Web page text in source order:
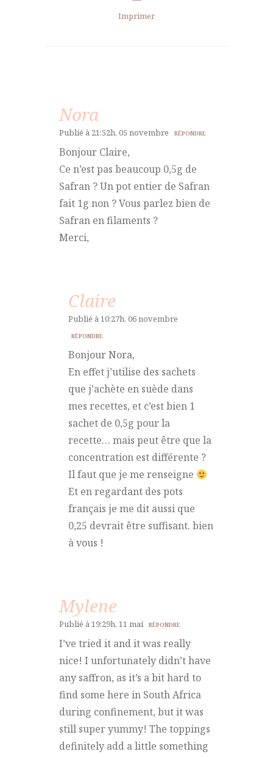
Imprimer
Nora
Publié à 21:52h, 05 novembre RÉPONDRE
Bonjour Claire,
Ce n’est pas beaucoup 0,5g de
Safran ? Un pot entier de Safran
fait 1g non ? Vous parlez bien de
Safran en filaments ?
Merci,
Claire
Publié à 10:27h, 06 novembre
RÉPONDRE
Bonjour Nora,
En effet j’utilise des sachets
que j’achète en suède dans
mes recettes, et c’est bien 1
sachet de 0,5g pour la
recette… mais peut être que la
concentration est différente ?
Il faut que je me renseigne
Et en regardant des pots
français je me dit aussi que
0,25 devrait être suffisant. bien
à vous !
Mylene
Publié à 19:29h, 11 mai RÉPONDRE
I’ve tried it and it was really
nice! I unfortunately didn’t have
any saffron, as it’s a bit hard to
find some here in South Africa
during confinement, but it was
still super yummy! The toppings
definitely add a little something